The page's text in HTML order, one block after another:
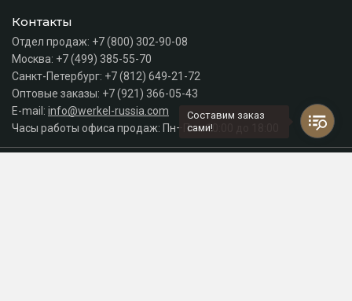
Контакты
Отдел продаж: +7 (800) 302-90-08
Москва: +7 (499) 385-55-70
Санкт-Петербург: +7 (812) 649-21-72
Оптовые заказы: +7 (921) 366-05-43
E-mail: info@werkel-russia.com
Часы работы офиса продаж: Пн–Пт с 10:00 до 18:00
Составим заказ
сами!